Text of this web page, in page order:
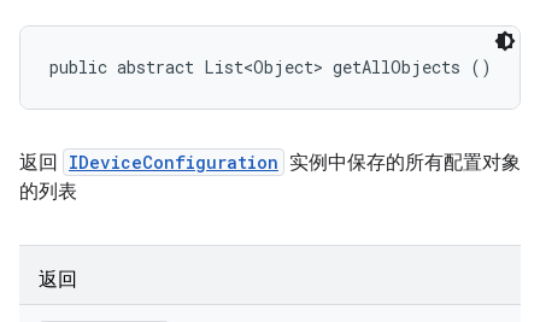
public abstract List<Object> getAllObjects ()
返回 IDeviceConfiguration 实例中保存的所有配置对象
的列表
返回